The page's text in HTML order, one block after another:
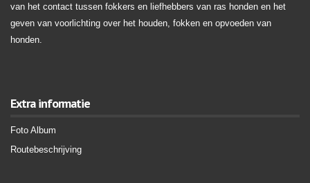
van het contact tussen fokkers en liefhebbers van ras honden en het
geven van voorlichting over het houden, fokken en opvoeden van
honden.
Extra informatie
Foto Album
Routebeschrijving